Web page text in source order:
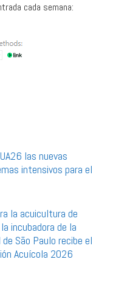
cada semana:
las nuevas
intensivos para el
la acuicultura de
incubadora de la
São Paulo recibe el
Acuícola 2026